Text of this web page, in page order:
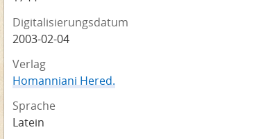
Digitalisierungsdatum
2003-02-04
Verlag
Homanniani Hered.
Sprache
Latein